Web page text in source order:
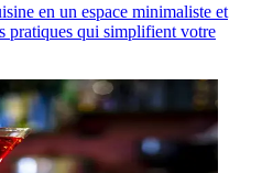
en un espace minimaliste et
pratiques qui simplifient votre